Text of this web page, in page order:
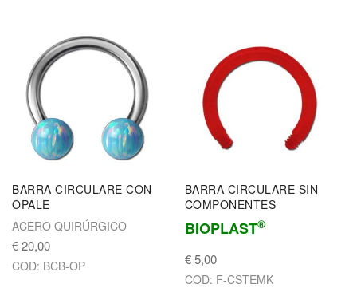
BARRA CIRCULARE CON
OPALE
ACERO QUIRÚRGICO
€ 20,00
COD: BCB-OP
BARRA CIRCULARE SIN
COMPONENTES
BIOPLAST®
€ 5,00
COD: F-CSTEMK